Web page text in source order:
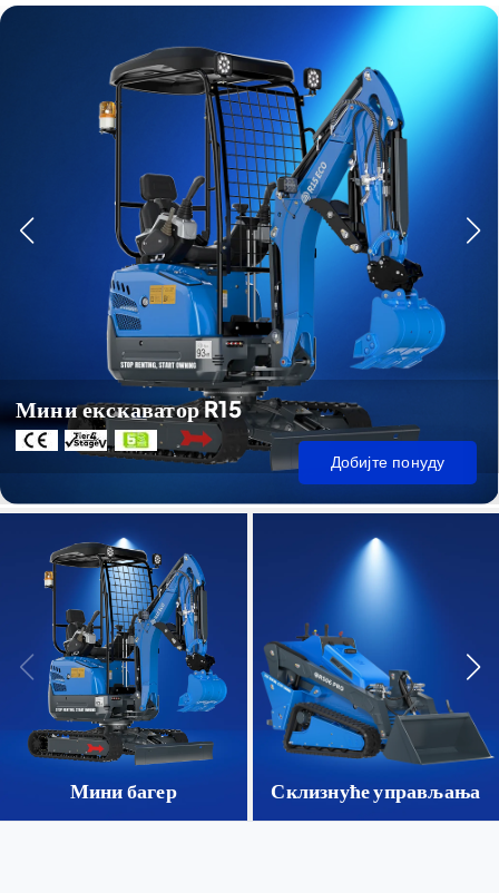
Мини екскаватор R15
Добијте понуду
Мини багер Склизнуће управљања